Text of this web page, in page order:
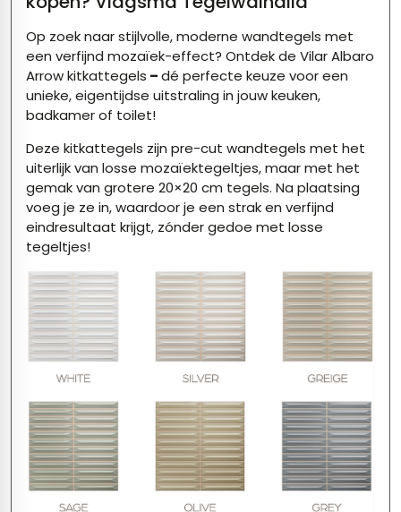
Op zoek naar stijlvolle, moderne wandtegels met
een verfijnd mozaïek-effect? Ontdek de Vilar Albaro
Arrow kitkattegels –dé perfecte keuze voor een
unieke, eigentijdse uitstraling in jouw keuken,
badkamer of toilet!
Deze kitkattegels zijn pre-cut wandtegels met het
uiterlijk van losse mozaïektegeltjes, maar met het
gemak van grotere 20×20 cm tegels. Na plaatsing
voeg je ze in, waardoor je een strak en verfijnd
eindresultaat krijgt, zónder gedoe met losse
tegeltjes!